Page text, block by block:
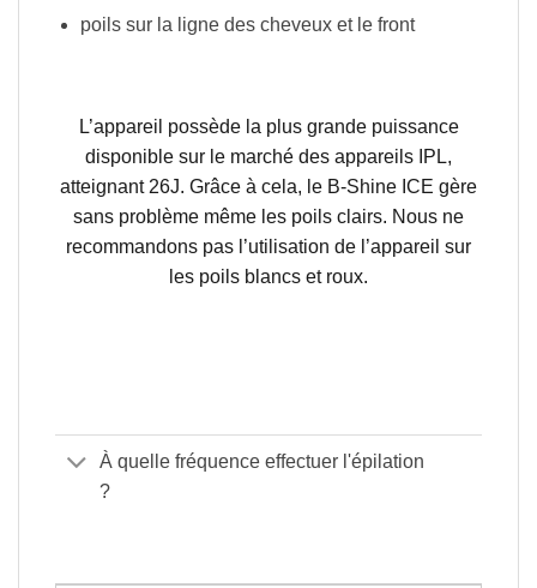
poils sur la ligne des cheveux et le front
L’appareil possède la plus grande puissance
disponible sur le marché des appareils IPL,
atteignant 26J. Grâce à cela, le B-Shine ICE gère
sans problème même les poils clairs. Nous ne
recommandons pas l’utilisation de l’appareil sur
les poils blancs et roux.
À quelle fréquence effectuer l'épilation
?